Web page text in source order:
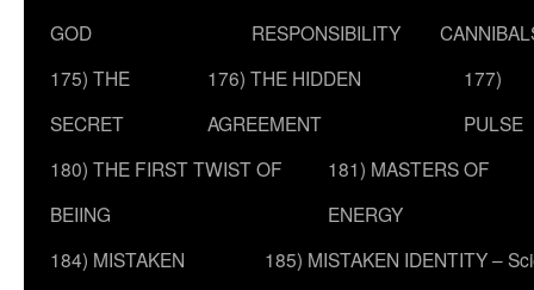
GOD
RESPONSIBILITY
175) THE
SECRET
176) THE HIDDEN
AGREEMENT
177)
PULSE
180) THE FIRST TWIST OF
BEIING
181) MASTERS OF
ENERGY
184) MISTAKEN
185) MISTAKEN IDENTITY –